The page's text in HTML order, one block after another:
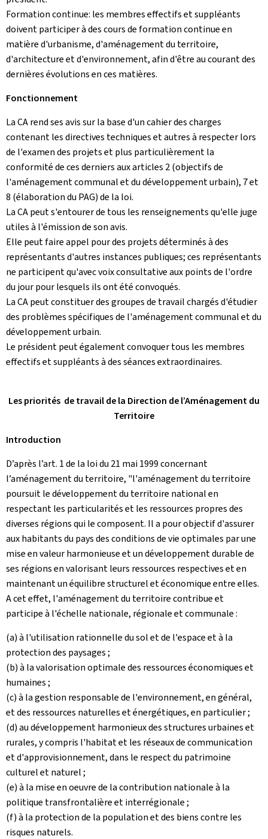
Formation continue: les membres effectifs et suppléants
doivent participer à des cours de formation continue en
matière d'urbanisme, d'aménagement du territoire,
d'architecture et d'environnement, afin d'être au courant des
dernières évolutions en ces matières.
Fonctionnement
La CA rend ses avis sur la base d'un cahier des charges
contenant les directives techniques et autres à respecter lors
de l'examen des projets et plus particulièrement la
conformité de ces derniers aux articles 2 (objectifs de
l'aménagement communal et du développement urbain), 7 et
8 (élaboration du PAG) de la loi.
La CA peut s'entourer de tous les renseignements qu'elle juge
utiles à l'émission de son avis.
Elle peut faire appel pour des projets déterminés à des
représentants d'autres instances publiques; ces représentants
ne participent qu'avec voix consultative aux points de l'ordre
du jour pour lesquels ils ont été convoqués.
La CA peut constituer des groupes de travail chargés d'étudier
des problèmes spécifiques de l'aménagement communal et du
développement urbain.
Le président peut également convoquer tous les membres
effectifs et suppléants à des séances extraordinaires.
Les priorités de travail de la Direction de l’Aménagement du
Territoire
Introduction
D’après l’art. 1 de la loi du 21 mai 1999 concernant
l’aménagement du territoire, "l'aménagement du territoire
poursuit le développement du territoire national en
respectant les particularités et les ressources propres des
diverses régions qui le composent. Il a pour objectif d'assurer
aux habitants du pays des conditions de vie optimales par une
mise en valeur harmonieuse et un développement durable de
ses régions en valorisant leurs ressources respectives et en
maintenant un équilibre structurel et économique entre elles.
A cet effet, l'aménagement du territoire contribue et
participe à l'échelle nationale, régionale et communale :
(a) à l'utilisation rationnelle du sol et de l'espace et à la
protection des paysages ;
(b) à la valorisation optimale des ressources économiques et
humaines ;
(c) à la gestion responsable de l'environnement, en général,
et des ressources naturelles et énergétiques, en particulier ;
(d) au développement harmonieux des structures urbaines et
rurales, y compris l'habitat et les réseaux de communication
et d'approvisionnement, dans le respect du patrimoine
culturel et naturel ;
(e) à la mise en oeuvre de la contribution nationale à la
politique transfrontalière et interrégionale ;
(f) à la protection de la population et des biens contre les
risques naturels.